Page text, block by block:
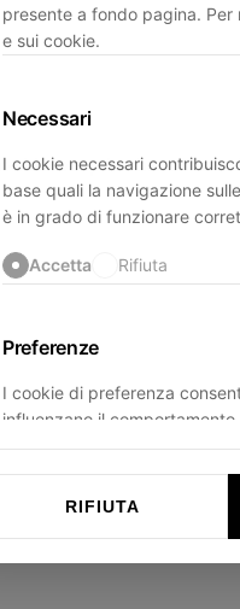
presente a fondo pagina.
e sui cookie.
Necessari
I cookie necessari
base quali la navigazione
è in grado di funzionare
Accetta Rifiuta
Preferenze
I cookie di preferenza
influenzano il
trovi.
RIFIUTA
-side exception has